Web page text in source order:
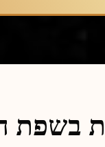
בשפת